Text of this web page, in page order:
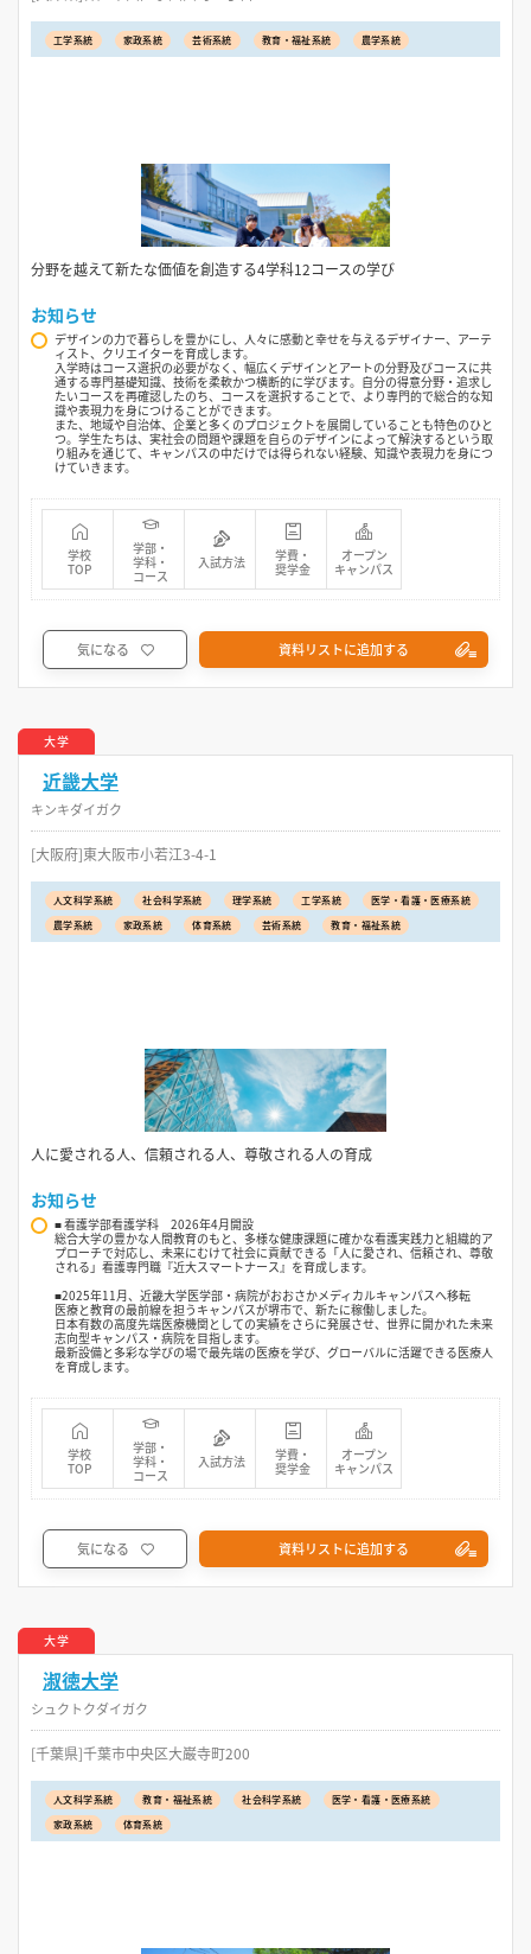
工学系統 家政系統 芸術系統 教育・福祉系統 農学系統
分野を越えて新たな価値を創造する4学科12コースの学び
お知らせ
デザインの力で暮らしを豊かにし、人々に感動と幸せを与えるデザイナー、アーテ
ィスト、クリエイターを育成します。
入学時はコース選択の必要がなく、幅広くデザインとアートの分野及びコースに共
通する専門基礎知識、技術を柔軟かつ横断的に学びます。自分の得意分野・追求し
たいコースを再確認したのち、コースを選択することで、より専門的で総合的な知
識や表現力を身につけることができます。
また、地域や自治体、企業と多くのプロジェクトを展開していることも特色のひと
つ。学生たちは、実社会の問題や課題を自らのデザインによって解決するという取
り組みを通じて、キャンパスの中だけでは得られない経験、知識や表現力を身につ
けていきます。
学校
TOP
学部・
学科・
コース
入試方法
学費・
奨学金
オープン
キャンパス
気になる 資料リストに追加する
大学
近畿大学
キンキダイガク
[大阪府]東大阪市小若江3-4-1
人文科学系統 社会科学系統 理学系統 工学系統
医学・看護・医療系統
農学系統
家政系統 体育系統 芸術系統 教育・福祉系統
人に愛される人、信頼される人、尊敬される人の育成
お知らせ
■ 看護学部看護学科 2026年4月開設
総合大学の豊かな人間教育のもと、多様な健康課題に確かな看護実践力と組織的ア
プローチで対応し、未来にむけて社会に貢献できる「人に愛され、信頼され、尊敬
される」看護専門職『近大スマートナース』を育成します。
■2025年11月、近畿大学医学部・病院がおおさかメディカルキャンパスへ移転
医療と教育の最前線を担うキャンパスが堺市で、新たに稼働しました。
日本有数の高度先端医療機関としての実績をさらに発展させ、世界に開かれた未来
志向型キャンパス・病院を目指します。
最新設備と多彩な学びの場で最先端の医療を学び、グローバルに活躍できる医療人
を育成します。
学校
TOP
学部・
学科・
コース
入試方法
学費・
奨学金
オープン
キャンパス
気になる 資料リストに追加する
大学
淑徳大学
シュクトクダイガク
[千葉県]千葉市中央区大巌寺町200
人文科学系統 教育・福祉系統 社会科学系統
医学・看護・医療系統
家政系統
体育系統